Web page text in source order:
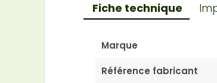
Fiche technique
Marque
Référence fabricant